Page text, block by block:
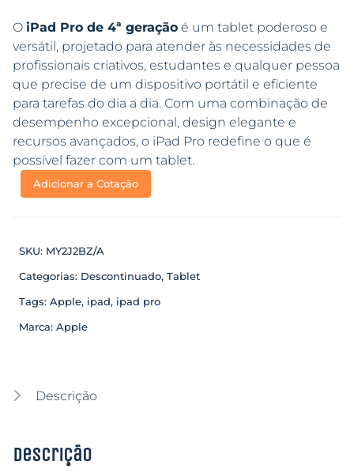
O iPad Pro de 4ª geração é um tablet poderoso e
versátil, projetado para atender às necessidades de
profissionais criativos, estudantes e qualquer pessoa
que precise de um dispositivo portátil e eficiente
para tarefas do dia a dia. Com uma combinação de
desempenho excepcional, design elegante e
recursos avançados, o iPad Pro redefine o que é
possível fazer com um tablet.
Adicionar a Cotação
SKU: MY2J2BZ/A
Categorias: Descontinuado, Tablet
Tags: Apple, ipad, ipad pro
Marca: Apple
Descrição
Descrição